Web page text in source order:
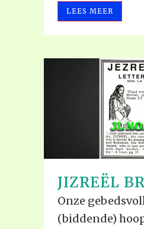
LEES MEER
JIZREËL
Onze
(biddende)